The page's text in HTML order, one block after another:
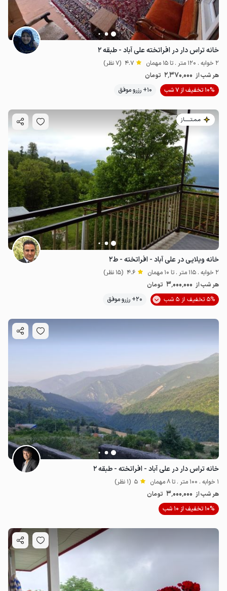
خانه تراس دار در افراتخته علی آباد - طبقه ۲
2 خوابه . 120 متر . تا 15 مهمان 4.7 (7 نظر)
هر شب از 2٬370٬000 تومان
10% تخفیف از 7 شب
10+ رزرو موفق
مـمـتــــــاز
خانه ویلایی در علی آباد - افراتخته - ط۲
2 خوابه . 115 متر . تا 10 مهمان 4.6 (15 نظر)
هر شب از 3٬000٬000 تومان
5% تخفیف از 5 شب
20+ رزرو موفق
خانه تراس دار در علی آباد - افراتخته - طبقه ۲
1 خوابه . 100 متر . تا 8 مهمان 5 (1 نظر)
هر شب از 3٬000٬000 تومان
10% تخفیف از 10 شب